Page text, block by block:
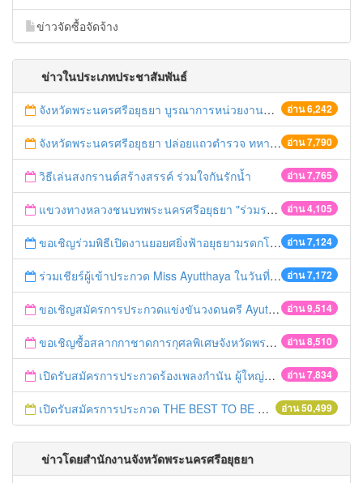
ข่าวจัดซื้อจัดจ้าง
ข่าวในประเภทประชาสัมพันธ์
อ่าน 6,242
จังหวัดพระนครศรีอยุธยา บูรณาการหน่วยงานที่เกี่ยวข้อง ลงพื้นที่จัดระเบียบและดำเนินมาตรการตามบทลงโทษสูงสุดกับผู้ประกอบการร้านค้าที่ยังฝ่าฝืนตั้งร้านค้ารุกล้ำเขตพื้นที่ทางหลวง เตรียมความปลอดภัยก่อนเทศกาลสงกรานต์
อ่าน 7,790
จังหวัดพระนครศรีอยุธยา ปล่อยแถวตำรวจ ทหาร ฝ่ายปกครอง กว่า 100 นาย ตรวจเข้มท่ารถสาธารณะ สถานีขนส่งรถโดยสาร วินรถตู้ และสถานีรถไฟ เตรียมรับมือเทศกาลสงกรานต์
อ่าน 7,765
วิธีเล่นสงกรานต์สร้างสรรค์ ร่วมใจกันรักน้ำ
อ่าน 4,105
แขวงทางหลวงชนบทพระนครศรีอยุธยา "ร่วมรณรงค์ ขับช้า เปิดไฟหน้า คาดเข็มขัด" เทศกาลสงกรานต์ ปี 2561
อ่าน 7,124
ขอเชิญร่วมพิธีเปิดงานยอยศยิ่งฟ้าอยุธยามรดกโลก
อ่าน 7,172
ร่วมเชียร์ผู้เข้าประกวด Miss Ayutthaya ในวันที่ 15 ธันวาคม 2560
อ่าน 9,514
ขอเชิญสมัครการประกวดแข่งขันวงดนตรี Ayutthaya battle of the bands
อ่าน 8,510
ขอเชิญซื้อสลากกาชาดการกุศลพิเศษจังหวัดพระนครศรีอยุธยา 2560
อ่าน 7,834
เปิดรับสมัครการประกวดร้องเพลงกำนัน ผู้ใหญ่บ้าน ฯลฯ
อ่าน 50,499
เปิดรับสมัครการประกวด THE BEST TO BE NUMBER ONE
ข่าวโดยสำนักงานจังหวัดพระนครศรีอยุธยา